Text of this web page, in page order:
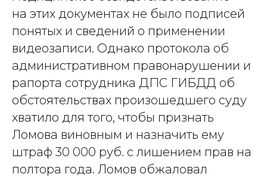
на этих документах не было подписей
понятых и сведений о применении
видеозаписи. Однако протокола об
административном правонарушении и
рапорта сотрудника ДПС ГИБДД об
обстоятельствах произошедшего суду
хватило для того, чтобы признать
Ломова виновным и назначить ему
штраф 30 000 руб. с лишением прав на
полтора года. Ломов обжаловал